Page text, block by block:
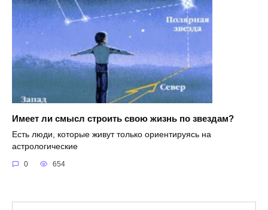
Имеет ли смысл строить свою жизнь по звездам?
Есть люди, которые живут только ориентируясь на
астрологические
0 654